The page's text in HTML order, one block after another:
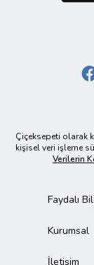
Çiçeksepeti olarak
kişisel veri işleme
Verilerin
Faydalı
Kurumsal
İletişim